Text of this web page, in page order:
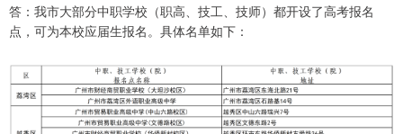
答：我市大部分中职学校（职高、技工、技师）都开设了高考报名
点，可为本校应届生报名。具体名单如下：